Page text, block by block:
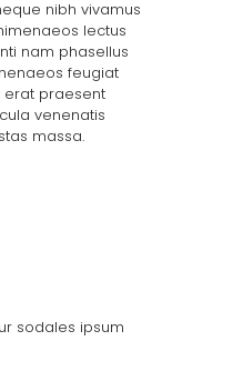
nibh vivamus
lectus
nam phasellus
feugiat
erat praesent
venenatis
massa.
sodales ipsum